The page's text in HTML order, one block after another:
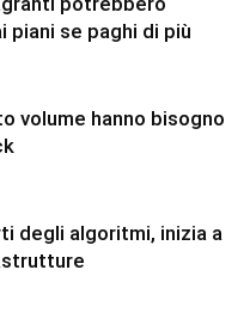
piani se paghi di più
volume hanno bisogno
degli algoritmi, inizia a